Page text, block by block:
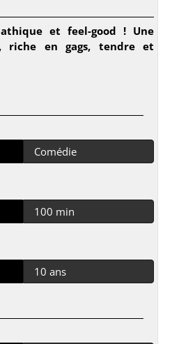
et feel-good ! Une
riche en gags, tendre et
Comédie
100 min
10 ans